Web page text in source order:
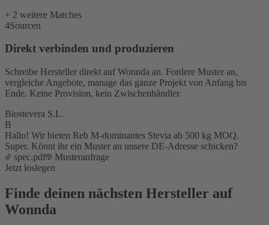
+ 2 weitere Matches
4Sourcen
Direkt verbinden und produzieren
Schreibe Hersteller direkt auf Wonnda an. Fordere Muster an,
vergleiche Angebote, manage das ganze Projekt von Anfang bis
Ende. Keine Provision, kein Zwischenhändler.
Biostevera S.L.
B
Hallo! Wir bieten Reb M-dominantes Stevia ab 500 kg MOQ.
Super. Könnt ihr ein Muster an unsere DE-Adresse schicken?
spec.pdf
Musteranfrage
Jetzt loslegen
Finde deinen nächsten Hersteller auf
Wonnda